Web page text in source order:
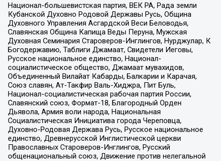
Национал-большевистская партия, ВЕК РА, Рада земли
Кубанской Духовно Родовой Державы Русь, Община
Духовного Управления Асгардской Веси Беловодья,
Славянская Община Капища Веды Перуна, Мужская
Духовная Семинария Староверов-Инглингов, Нурджулар, К
Богодержавию, Таблиги Джамаат, Свидетели Иеговы,
Русское национальное единство, Национал-
социалистическое общество, Джамаат мувахидов,
Объединенный Вилайат Кабарды, Балкарии и Карачая,
Союз славян, Ат-Такфир Валь-Хиджра, Пит Буль,
Национал-социалистическая рабочая партия России,
Славянский союз, Формат-18, Благородный Орден
Дьявола, Армия воли народа, Национальная
Социалистическая Инициатива города Череповца,
Духовно-Родовая Держава Русь, Русское национальное
единство, Древнерусской Инглистической церкви
Православных Староверов-Инглингов, Русский
общенациональный союз, Движение против нелегальной